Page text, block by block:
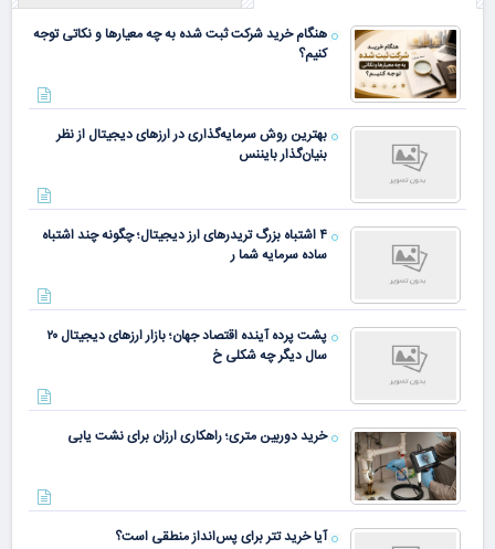
هنگام خرید شرکت ثبت شده به چه معیارها و نکاتی توجه
کنیم؟
بهترین روش سرمایه‌گذاری در ارزهای دیجیتال از نظر
بنیان‌گذار بایننس
۴ اشتباه بزرگ تریدرهای ارز دیجیتال؛ چگونه چند اشتباه
ساده سرمایه شما ر
پشت پرده آینده اقتصاد جهان؛ بازار ارزهای دیجیتال ۲۰
سال دیگر چه شکلی خ
خرید دوربین متری؛ راهکاری ارزان برای نشت یابی
آیا خرید تتر برای پس‌انداز منطقی است؟